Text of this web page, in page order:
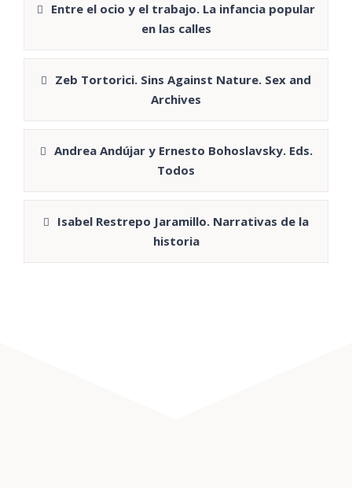
Entre el ocio y el trabajo. La infancia popular
en las calles
Zeb Tortorici. Sins Against Nature. Sex and
Archives
Andrea Andújar y Ernesto Bohoslavsky. Eds.
Todos
Isabel Restrepo Jaramillo. Narrativas de la
historia